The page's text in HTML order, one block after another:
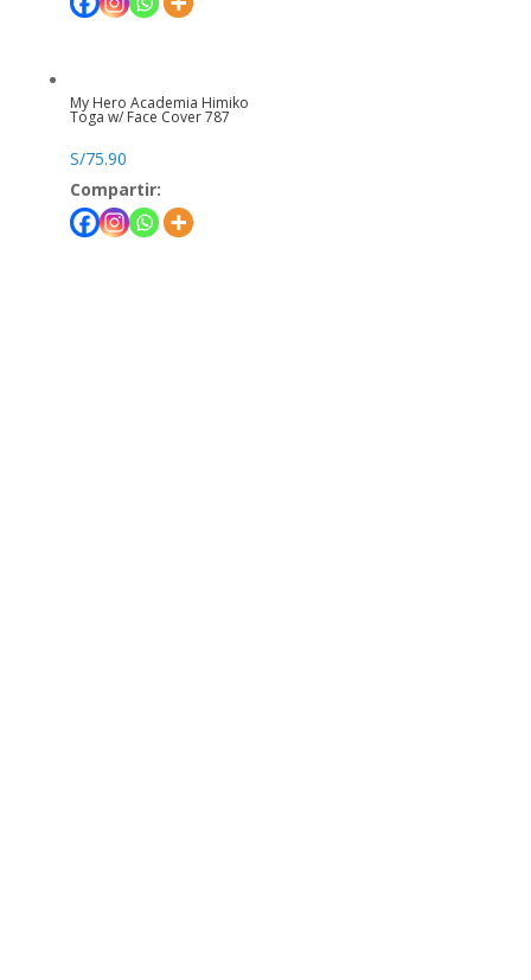
My Hero Academia Himiko
Toga w/ Face Cover 787
S/75.90
Compartir: